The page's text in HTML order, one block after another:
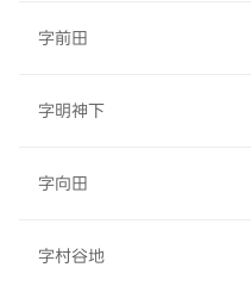
字前田
字明神下
字向田
字村谷地